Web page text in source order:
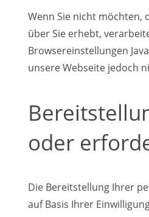
Wenn Sie nicht
über Sie erhebt,
Browsereinstellungen
unsere Webseite jedoch
oder
Die Bereitstellung Ihrer
auf Basis Ihrer